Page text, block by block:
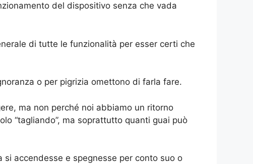
del dispositivo senza che vada
di tutte le funzionalità per esser certi che
o per pigrizia omettono di farla fare.
ma non perché noi abbiamo un ritorno
“tagliando”, ma soprattutto quanti guai può
si accendesse e spegnesse per conto suo o